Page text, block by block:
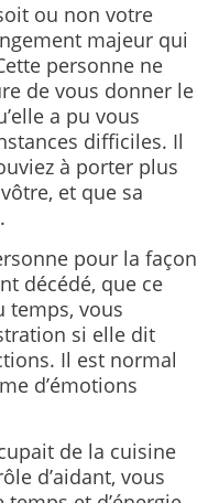
ou non votre
majeur qui
personne ne
de vous donner le
a pu vous
difficiles. Il
à porter plus
et que sa
pour la façon
décédé, que ce
temps, vous
si elle dit
Il est normal
d’émotions
de la cuisine
d’aidant, vous